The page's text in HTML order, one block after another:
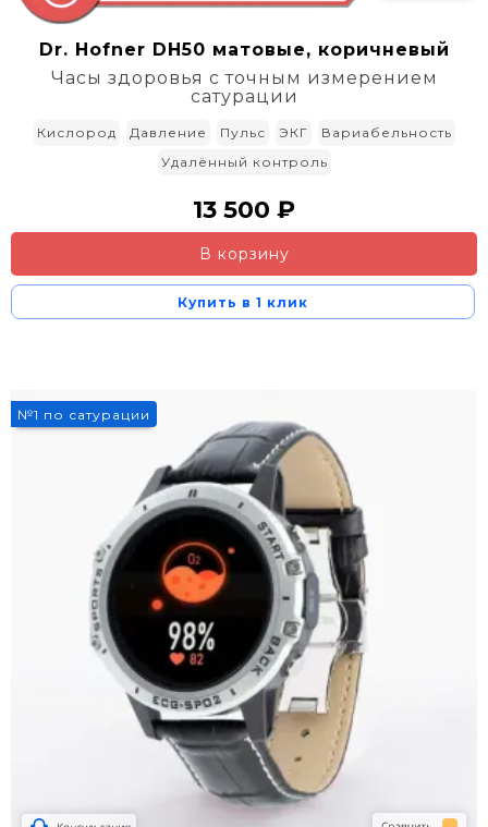
Dr. Hofner DH50 матовые, коричневый
Часы здоровья с точным измерением
сатурации
Кислород Давление Пульс ЭКГ
Вариабельность
Удалённый контроль
13 500 ₽
В корзину
Купить в 1 клик
№1 по сатурации